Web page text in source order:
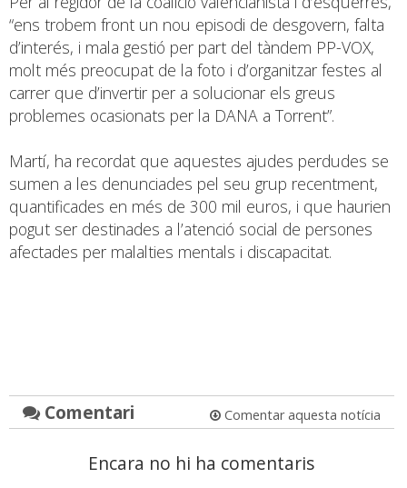
“ens trobem front un nou episodi de desgovern, falta
d’interés, i mala gestió per part del tàndem PP-VOX,
molt més preocupat de la foto i d’organitzar festes al
carrer que d’invertir per a solucionar els greus
problemes ocasionats per la DANA a Torrent”.
Martí, ha recordat que aquestes ajudes perdudes se
sumen a les denunciades pel seu grup recentment,
quantificades en més de 300 mil euros, i que haurien
pogut ser destinades a l’atenció social de persones
afectades per malalties mentals i discapacitat.
Comentari Comentar aquesta notícia
Encara no hi ha comentaris